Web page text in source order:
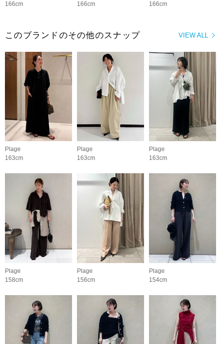
166cm
166cm
166cm
VIEW ALL
このブランドのその他のスナップ
Plage
163cm
Plage
163cm
Plage
163cm
Plage
158cm
Plage
156cm
Plage
154cm